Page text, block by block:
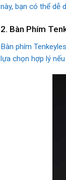
này, bạn có thể dễ
2. Bàn Phím
Bàn phím
lựa chọn hợp lý